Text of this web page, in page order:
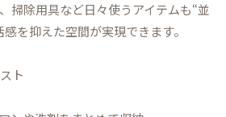
掃除用具など日々使うアイテムも“並
を抑えた空間が実現できます。
ト